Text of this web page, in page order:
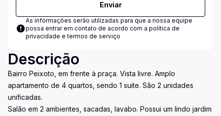
Enviar
As informações serão utilizadas para que a nossa equipe
possa entrar em contato de acordo com a política de
privacidade e termos de serviço
Descrição
Bairro Peixoto, em frente à praça. Vista livre. Amplo
apartamento de 4 quartos, sendo 1 suite. São 2 unidades
unificadas.
Salão em 2 ambientes, sacadas, lavabo. Possui um lindo jardim